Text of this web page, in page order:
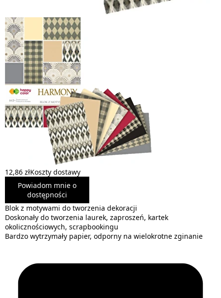
12,86 złKoszty dostawy
Powiadom mnie o
dostępności
Blok z motywami do tworzenia dekoracji
Doskonały do tworzenia laurek, zaproszeń, kartek
okolicznościowych, scrapbookingu
Bardzo wytrzymały papier, odporny na wielokrotne zginanie